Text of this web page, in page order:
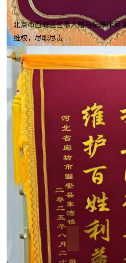
北京市西城区当事人赠与纪峥律师
维权，尽职尽责